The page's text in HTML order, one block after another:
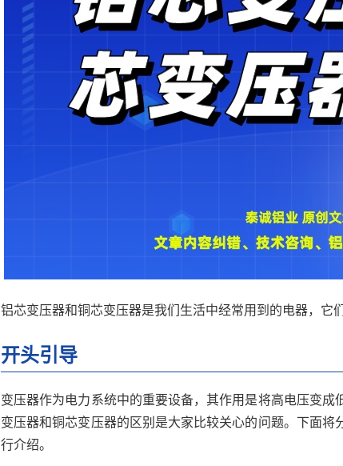
铝芯变压器和铜芯变压器是我们生活中经常用到的电器，它
开头引导
变压器作为电力系统中的重要设备，其作用是将高电压变
变压器和铜芯变压器的区别是大家比较关心的问题。下面
行介绍。